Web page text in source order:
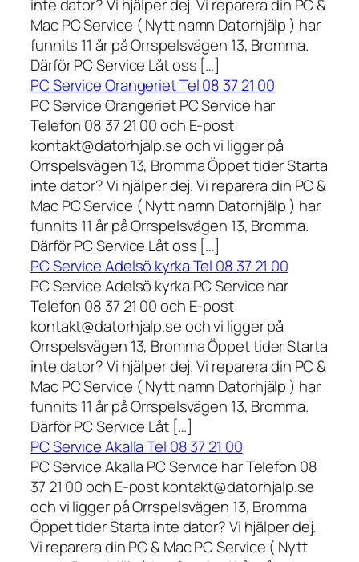
inte dator? Vi hjälper dej. Vi reparera din PC &
Mac PC Service ( Nytt namn Datorhjälp ) har
funnits 11 år på Orrspelsvägen 13, Bromma.
Därför PC Service Låt oss […]
PC Service Orangeriet Tel 08 37 21 00
PC Service Orangeriet PC Service har
Telefon 08 37 21 00 och E-post
kontakt@datorhjalp.se och vi ligger på
Orrspelsvägen 13, Bromma Öppet tider Starta
inte dator? Vi hjälper dej. Vi reparera din PC &
Mac PC Service ( Nytt namn Datorhjälp ) har
funnits 11 år på Orrspelsvägen 13, Bromma.
Därför PC Service Låt oss […]
PC Service Adelsö kyrka Tel 08 37 21 00
PC Service Adelsö kyrka PC Service har
Telefon 08 37 21 00 och E-post
kontakt@datorhjalp.se och vi ligger på
Orrspelsvägen 13, Bromma Öppet tider Starta
inte dator? Vi hjälper dej. Vi reparera din PC &
Mac PC Service ( Nytt namn Datorhjälp ) har
funnits 11 år på Orrspelsvägen 13, Bromma.
Därför PC Service Låt […]
PC Service Akalla Tel 08 37 21 00
PC Service Akalla PC Service har Telefon 08
37 21 00 och E-post kontakt@datorhjalp.se
och vi ligger på Orrspelsvägen 13, Bromma
Öppet tider Starta inte dator? Vi hjälper dej.
Vi reparera din PC & Mac PC Service ( Nytt